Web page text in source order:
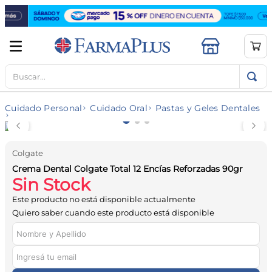
Buscar...
Cuidado Personal Cuidado Oral Pastas y Geles Dentales
Colgate
Crema Dental Colgate Total 12 Encías Reforzadas 90gr
Sin Stock
Este producto no está disponible actualmente
Quiero saber cuando este producto está disponible
TÉRMINOS MÁS BUSCADOS
1.
mela b3
2.
cerave limpieza
4.
loreal
5.
shampoo
6.
proteina
7.
8
vitamina c
.
contorno ojos